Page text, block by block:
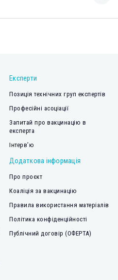
Експерти
Позиція технічних груп експертів
Професійні асоціації
Запитай про вакцинацію в
експерта
Інтерв’ю
Додаткова інформація
Про проєкт
Коаліція за вакцинацію
Правила використання матеріалів
Політика конфіденційності
Публічний договір (ОФЕРТА)